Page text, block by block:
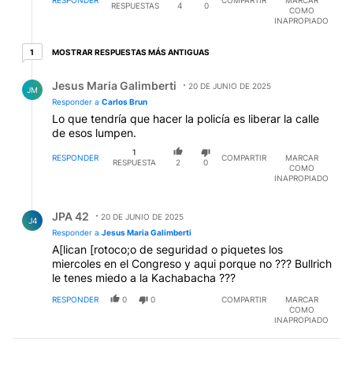
RESPUESTAS
4 0
COMO
INAPROPIADO
11 respuesta más antiguas
MOSTRAR RESPUESTAS MÁS ANTIGUAS
JM Jesus Maria Galimberti
20 DE JUNIO DE 2025
Responder a Carlos Brun
Lo que tendría que hacer la policía es liberar la calle
de esos lumpen.
RESPONDER
1
RESPUESTA
2 0
COMPARTIR
MARCAR
COMO
INAPROPIADO
J4 JPA 42
20 DE JUNIO DE 2025
Responder a Jesus Maria Galimberti
A[lican [rotoco;o de seguridad o piquetes los
miercoles en el Congreso y aqui porque no ??? Bullrich
le tenes miedo a la Kachabacha ???
RESPONDER 0 0 COMPARTIR
MARCAR
COMO
INAPROPIADO